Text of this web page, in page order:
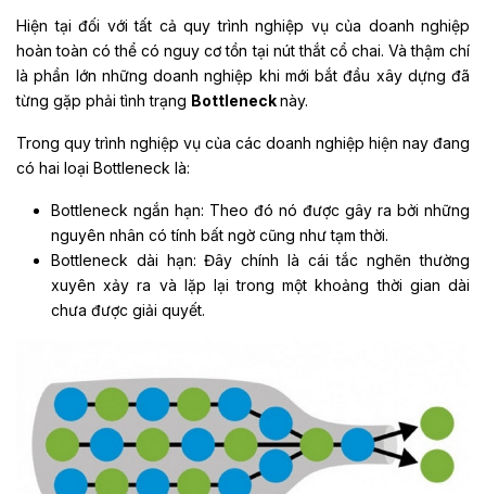
Hiện tại đối với tất cả quy trình nghiệp vụ của doanh nghiệp
hoàn toàn có thể có nguy cơ tồn tại nút thắt cổ chai. Và thậm chí
là phần lớn những doanh nghiệp khi mới bắt đầu xây dựng đã
từng gặp phải tình trạng Bottlenecknày.
Trong quy trình nghiệp vụ của các doanh nghiệp hiện nay đang
có hai loại Bottleneck là:
Bottleneck ngắn hạn: Theo đó nó được gây ra bởi những
nguyên nhân có tính bất ngờ cũng như tạm thời.
Bottleneck dài hạn: Đây chính là cái tắc nghẽn thường
xuyên xảy ra và lặp lại trong một khoảng thời gian dài
chưa được giải quyết.